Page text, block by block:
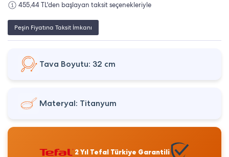
455,44 TL'den başlayan taksit seçenekleriyle
Peşin Fiyatına Taksit İmkanı
Tava Boyutu: 32 cm
Materyal: Titanyum
2 Yıl Tefal Türkiye Garantili